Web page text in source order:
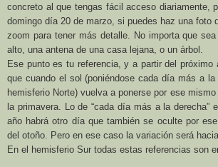
concreto al que tengas fácil acceso diariamente,
domingo día 20 de marzo, si puedes haz una foto
zoom para tener más detalle. No importa que
alto, una antena de una casa lejana, o un árbol.
Ese punto es tu referencia, y a partir del próximo
que cuando el sol (poniéndose cada día más a
hemisferio Norte) vuelva a ponerse por ese
la primavera. Lo de “cada día más a la derecha”
año habrá otro día que también se oculte por
del otoño. Pero en ese caso la variación será hacia
En el hemisferio Sur todas estas referencias son